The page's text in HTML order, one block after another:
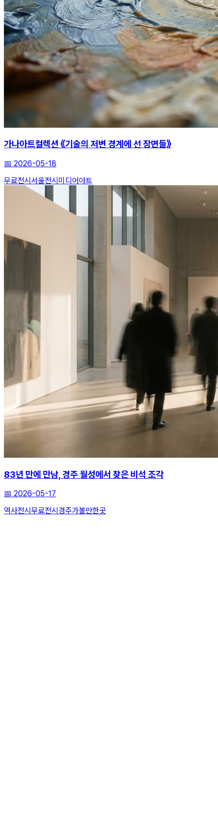
가나아트컬렉션 《기술의 저변 경계에 선 장면들》
📅 2026-05-18
무료전시 서울전시 미디어아트
83년 만에 만남, 경주 월성에서 찾은 비석 조각
📅 2026-05-17
역사전시 무료전시 경주가볼만한곳